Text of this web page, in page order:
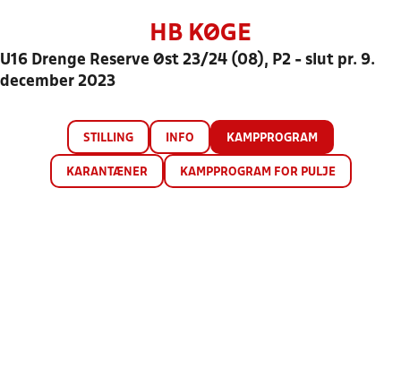
HB KØGE
U16 Drenge Reserve Øst 23/24 (08), P2 - slut pr. 9.
december 2023
STILLING INFO KAMPPROGRAM
KARANTÆNER KAMPPROGRAM FOR PULJE